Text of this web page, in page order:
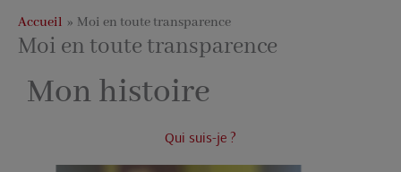
Accueil Moi en toute transparence
Moi en toute transparence
Mon histoire
Qui suis-je ?